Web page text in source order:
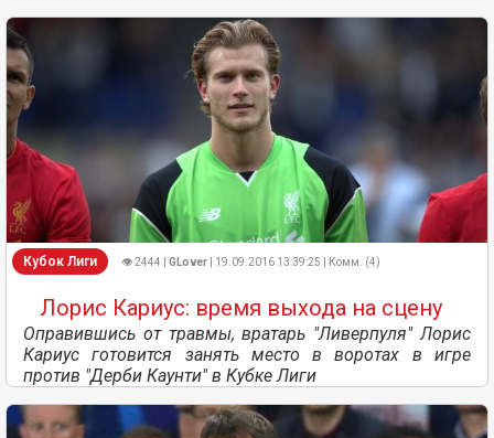
Кубок Лиги 👁 2444 | GLover | 19.09.2016 13:39:25 | Комм. (4)
Лорис Кариус: время выхода на сцену
Оправившись от травмы, вратарь "Ливерпуля" Лорис
Кариус готовится занять место в воротах в игре
против "Дерби Каунти" в Кубке Лиги